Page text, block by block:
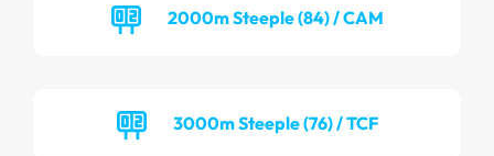
2000m Steeple (84) / CAM
3000m Steeple (76) / TCF